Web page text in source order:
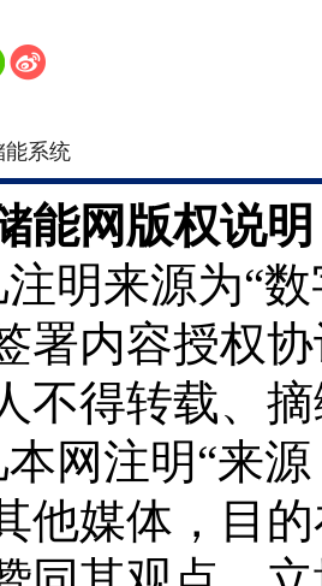
能系统
能网版权说
注明来源为“
署内容授权
不得转载、
网注明“来
他媒体，目